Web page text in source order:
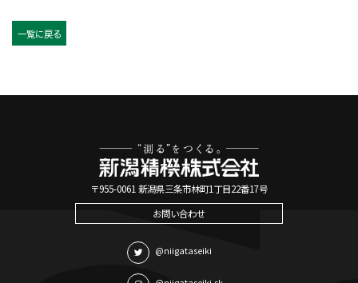
一覧に戻る
〒955-0061 新潟県三条市林町1丁目22番17号
お問い合わせ
@niigataseiki